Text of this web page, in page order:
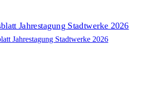
Jahrestagung Stadtwerke 2026